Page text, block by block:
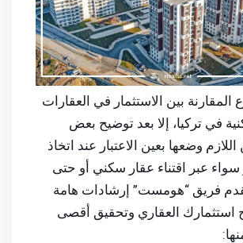
المقارنة بين الاستثمار في العقارات
في تركيا، إلا بعد توضيح بعض
وضعها بعين الاعتبار عند اتخاذ
سواء عبر اقتناء عقار سكني أو حتى
فريق “هومست” إرشادات هامة
العقاري وتحقيق أقصى